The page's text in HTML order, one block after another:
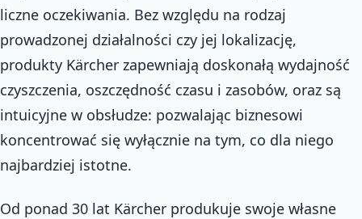
liczne oczekiwania. Bez względu na rodzaj
prowadzonej działalności czy jej lokalizację,
produkty Kärcher zapewniają doskonałą wydajność
czyszczenia, oszczędność czasu i zasobów, oraz są
intuicyjne w obsłudze: pozwalając biznesowi
koncentrować się wyłącznie na tym, co dla niego
najbardziej istotne.
Od ponad 30 lat Kärcher produkuje swoje własne